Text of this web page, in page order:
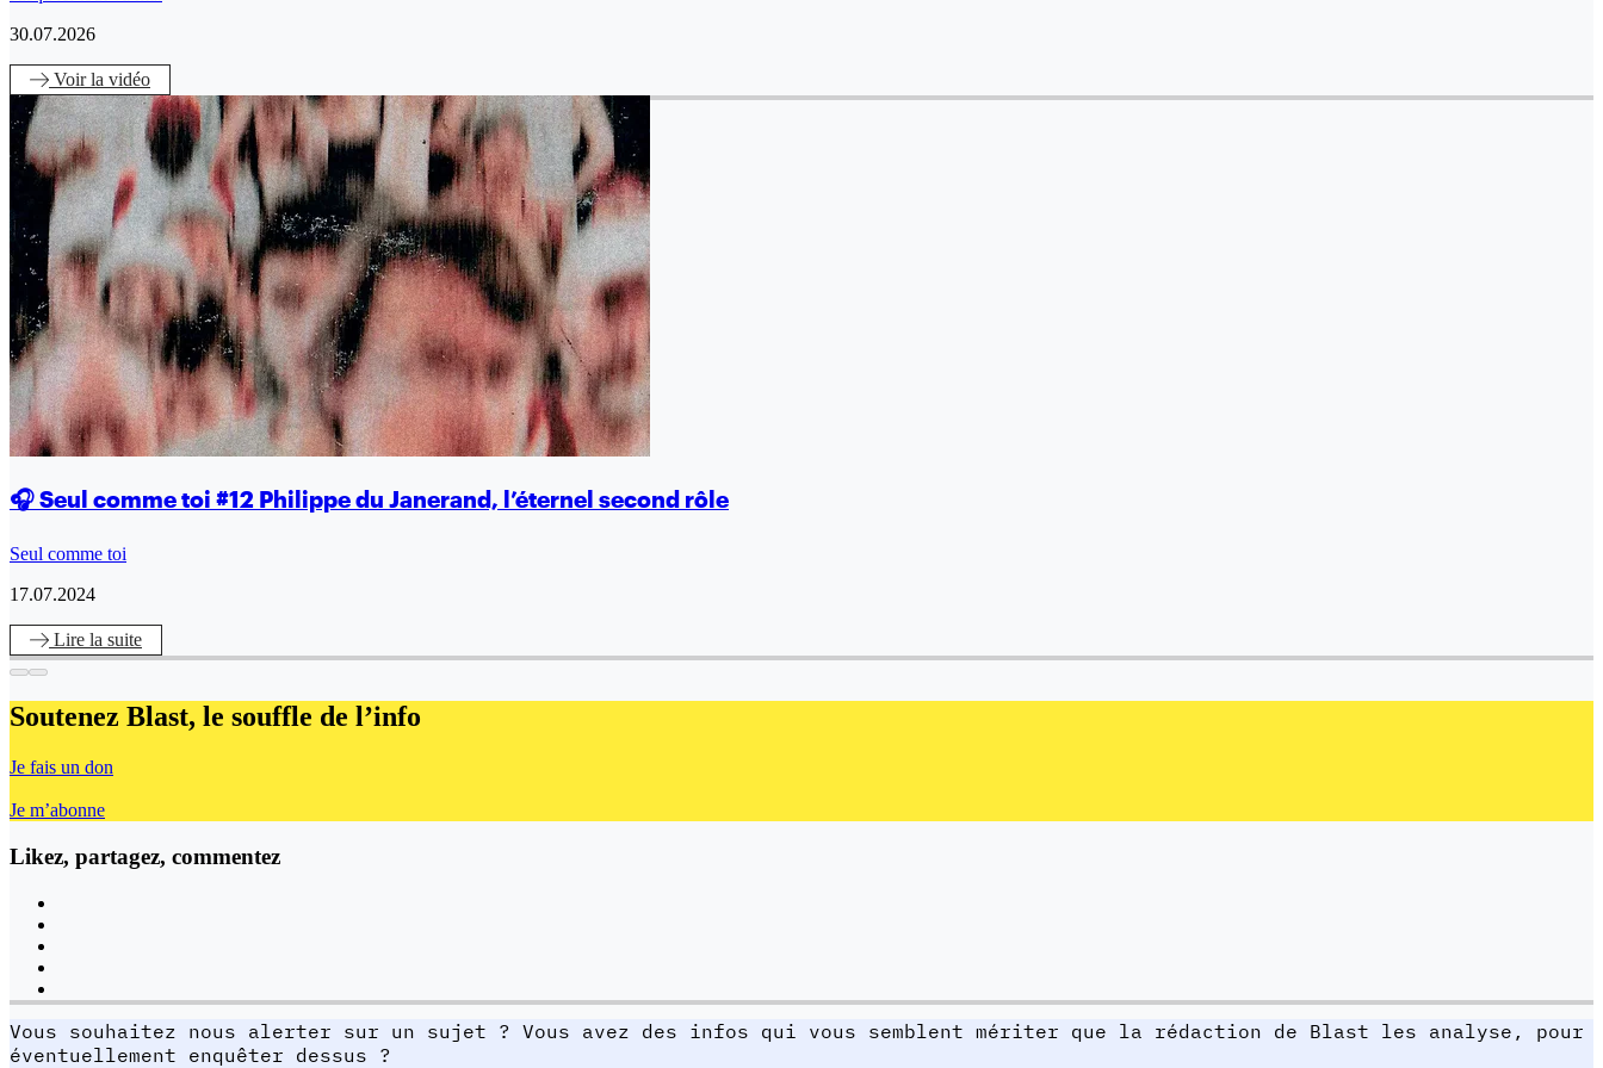
30.07.2026
Voirla vidéo
🎧 Seul comme toi #12 Philippe du Janerand, l’éternel second rôle
Seul comme toi
17.07.2024
Lire la suite
Soutenez Blast, le souffle de l’info
Je fais un don
Je m’abonne
Likez, partagez, commentez
Vous souhaitez nous alerter sur un sujet ? Vous avez des infos qui vous semblent mériter que la rédaction de Blast les analyse, pour
éventuellement enquêter dessus ?